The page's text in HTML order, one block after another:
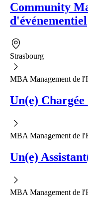
Community
d'événementiel
Strasbourg
MBA Management de
Un(e) Chargée
MBA Management de
Un(e)
MBA Management de